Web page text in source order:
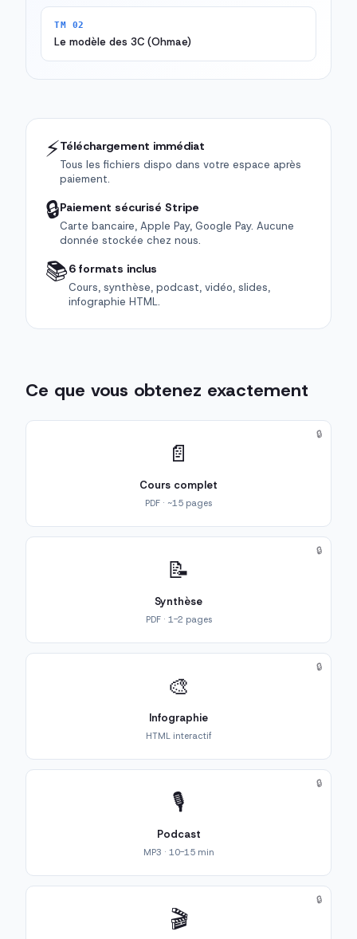
TM 02
Le modèle des 3C (Ohmae)
⚡Téléchargement immédiat
Tous les fichiers dispo dans votre espace après
paiement.
🔒Paiement sécurisé Stripe
Carte bancaire, Apple Pay, Google Pay. Aucune
donnée stockée chez nous.
📚6 formats inclus
Cours, synthèse, podcast, vidéo, slides,
infographie HTML.
Ce que vous obtenez exactement
📄
Cours complet
PDF · ~15 pages
🔒
📝
Synthèse
PDF · 1-2 pages
🔒
🎨
Infographie
HTML interactif
🔒
🎙️
Podcast
MP3 · 10-15 min
🔒
🎬
🔒